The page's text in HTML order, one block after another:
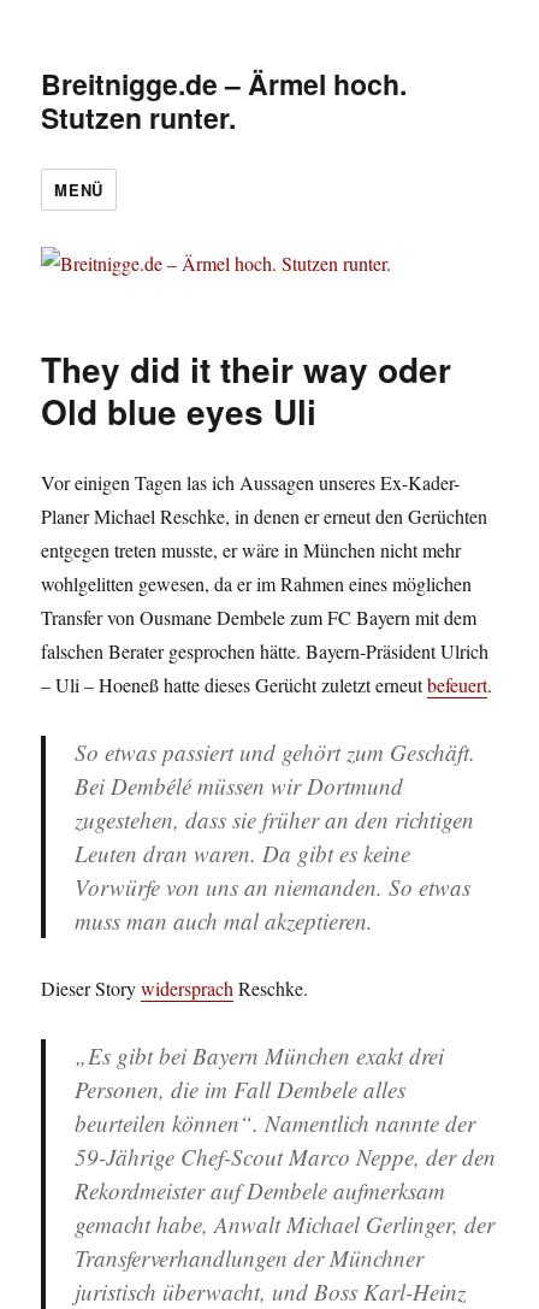
Breitnigge.de – Ärmel hoch.
Stutzen runter.
MENÜ
They did it their way oder
Old blue eyes Uli
Vor einigen Tagen las ich Aussagen unseres Ex-Kader-
Planer Michael Reschke, in denen er erneut den Gerüchten
entgegen treten musste, er wäre in München nicht mehr
wohlgelitten gewesen, da er im Rahmen eines möglichen
Transfer von Ousmane Dembele zum FC Bayern mit dem
falschen Berater gesprochen hätte. Bayern-Präsident Ulrich
– Uli – Hoeneß hatte dieses Gerücht zuletzt erneutbefeuert.
So etwas passiert und gehört zum Geschäft.
Bei Dembélé müssen wir Dortmund
zugestehen, dass sie früher an den richtigen
Leuten dran waren. Da gibt es keine
Vorwürfe von uns an niemanden. So etwas
muss man auch mal akzeptieren.
Dieser StorywidersprachReschke.
„Es gibt bei Bayern München exakt drei
Personen, die im Fall Dembele alles
beurteilen können“. Namentlich nannte der
59-Jährige Chef-Scout Marco Neppe, der den
Rekordmeister auf Dembele aufmerksam
gemacht habe, Anwalt Michael Gerlinger, der
Transferverhandlungen der Münchner
juristisch überwacht, und Boss Karl-Heinz